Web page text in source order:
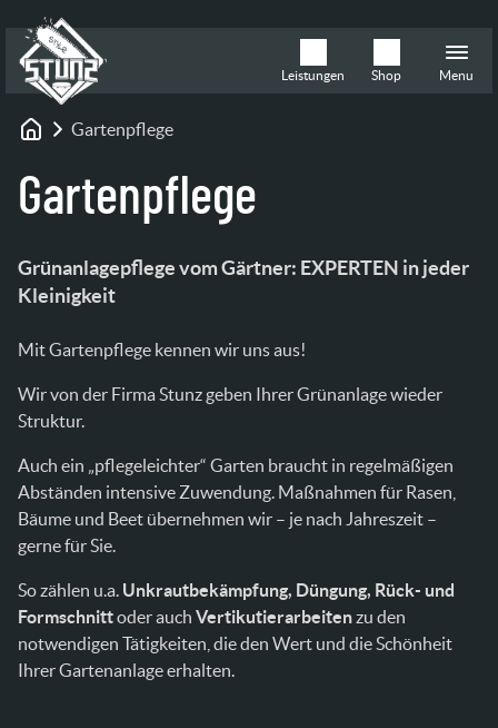
Leistungen Shop Menu
Startseite
Gartenpflege
Gartenpflege
Grünanlagepflege vom Gärtner: EXPERTEN in jeder
Kleinigkeit
Mit Gartenpflege kennen wir uns aus!
Wir von der Firma Stunz geben Ihrer Grünanlage wieder
Struktur.
Auch ein „pflegeleichter“ Garten braucht in regelmäßigen
Abständen intensive Zuwendung. Maßnahmen für Rasen,
Bäume und Beet übernehmen wir – je nach Jahreszeit –
gerne für Sie.
So zählen u.a. Unkrautbekämpfung, Düngung, Rück- und
Formschnittoder auch Vertikutierarbeitenzu den
notwendigen Tätigkeiten, die den Wert und die Schönheit
Ihrer Gartenanlage erhalten.